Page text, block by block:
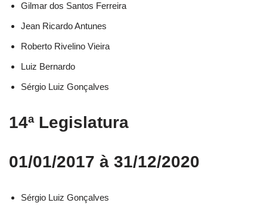
Gilmar dos Santos Ferreira​
Jean Ricardo Antunes​
Roberto Rivelino Vieira​
Luiz Bernardo​
Sérgio Luiz Gonçalves​
14ª Legislatura
01/01/2017 à 31/12/2020
Sérgio Luiz Gonçalves​